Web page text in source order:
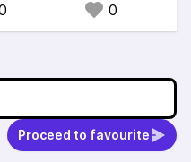
0
Proceed to favourite